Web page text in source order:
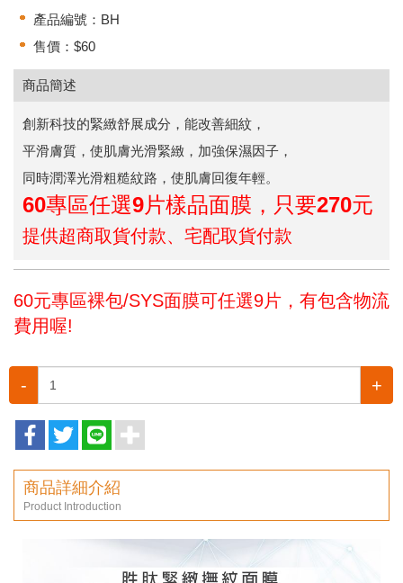
產品編號：BH
售價：$60
商品簡述
創新科技的緊緻舒展成分，能改善細紋，
平滑膚質，使肌膚光滑緊緻，加強保濕因子，
同時潤澤光滑粗糙紋路，使肌膚回復年輕。
60專區任選9片樣品面膜，只要270元
提供超商取貨付款、宅配取貨付款
60元專區裸包/SYS面膜可任選9片，有包含物流
費用喔!
- +
商品詳細介紹
Product Introduction